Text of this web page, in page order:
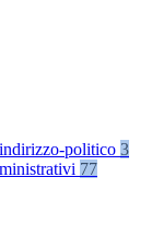
politico 3
77